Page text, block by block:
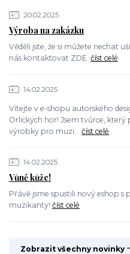
20.02.2025
Výroba na zakázku
Věděli jste, že si můžete nechat
nás kontaktovat ZDE. číst celé
14.02.2025
Vítejte v e-shopu autorského
Orlických hor! Jsem tvůrce,
výrobky pro muzi... číst celé
14.02.2025
Vůně kůže!
Přávě jsme spustili nový eshop
muzikanty! číst celé
Zobrazit všechny novinky